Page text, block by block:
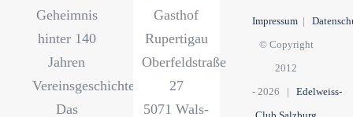
Geheimnis
hinter 140
Jahren
Vereinsgeschichte?
Das
Gasthof
Rupertigau
Oberfeldstraße
27
5071 Wals-
Impressum|
© Copyright
2012
- 2026 | Edelweiss-